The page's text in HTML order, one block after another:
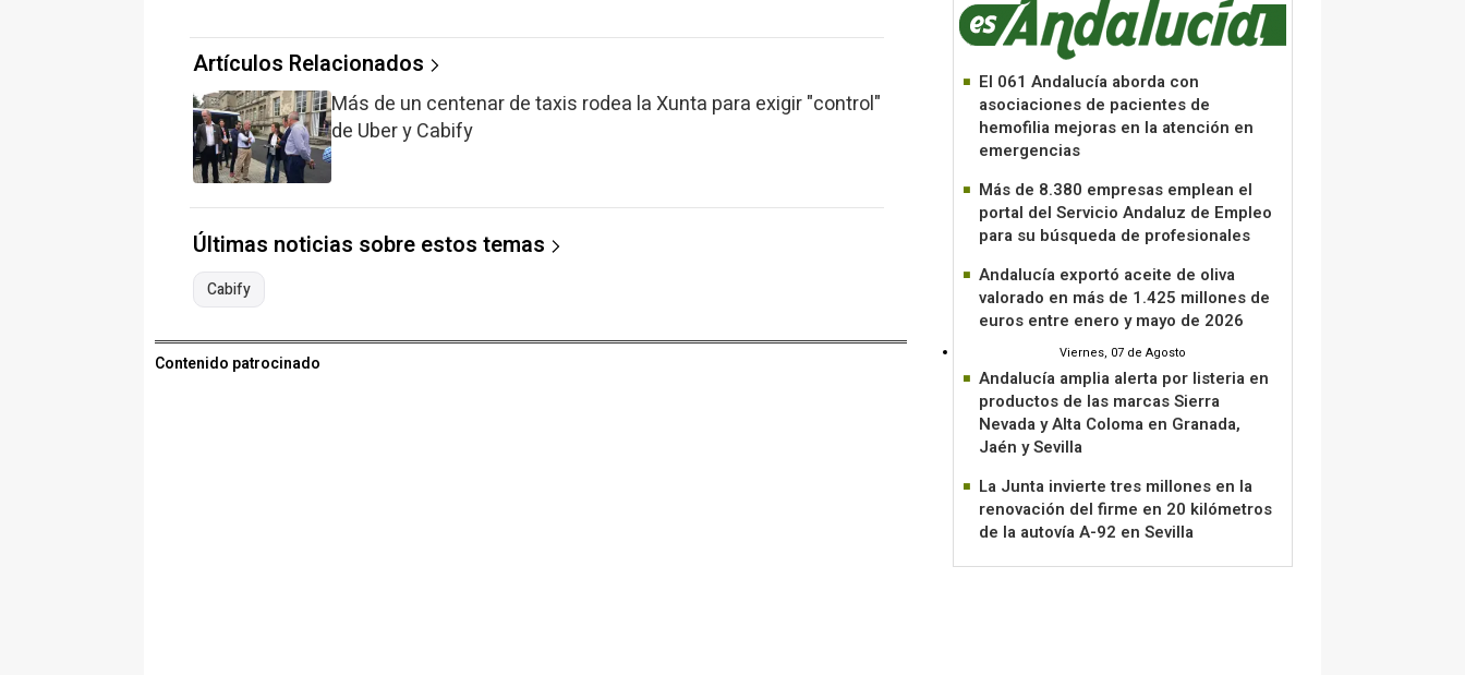
Artículos Relacionados
Más de un centenar de taxis rodea la Xunta para exigir "control"
de Uber y Cabify
Últimas noticias sobre estos temas
Cabify
Contenido patrocinado
El 061 Andalucía aborda con
asociaciones de pacientes de
hemofilia mejoras en la atención en
emergencias
Más de 8.380 empresas emplean el
portal del Servicio Andaluz de Empleo
para su búsqueda de profesionales
Andalucía exportó aceite de oliva
valorado en más de 1.425 millones de
euros entre enero y mayo de 2026
Viernes, 07 de Agosto
Andalucía amplia alerta por listeria en
productos de las marcas Sierra
Nevada y Alta Coloma en Granada,
Jaén y Sevilla
La Junta invierte tres millones en la
renovación del firme en 20 kilómetros
de la autovía A-92 en Sevilla